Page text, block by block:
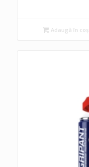
Adaugă în coș